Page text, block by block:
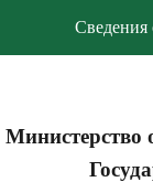
Сведения
Министерство